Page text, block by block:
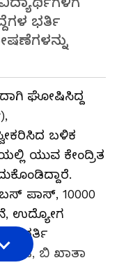
ಭರ್ತಿ
ಘೋಷಿಸಿದ್ದ
ಬಳಿಕ
ಯುವ ಕೇಂದ್ರಿತ
ಪಾಸ್‌, 10000
ಉದ್ಯೋಗ
ಭರ್ತಿ
ಬಿ ಖಾತಾ